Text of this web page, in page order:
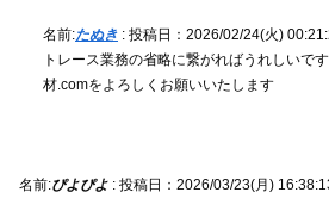
名前:たぬき : 投稿日：2026/02/24(火)
トレース業務の省略に繋がればうれしいで
材.comをよろしくお願いいたします
名前:ぴよぴよ : 投稿日：2026/03/23(月)